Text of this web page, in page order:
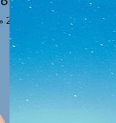
القاهرة · 07 أغسطس 2026 م
الفجر
4 :41
الشروق